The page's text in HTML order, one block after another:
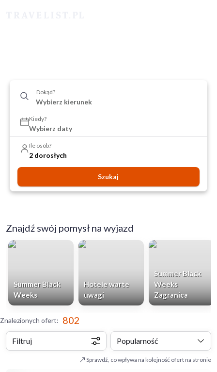
Dokąd?
Kiedy?
Wybierz daty
Ile osób?
2 dorosłych
Szukaj
Znajdź swój pomysł na wyjazd
Summer Black
Weeks
Hotele warte
uwagi
Summer Black
Weeks
Zagranica
Znalezionych ofert: 802
Filtruj Popularność
Sprawdź, co wpływa na kolejność ofert na stronie